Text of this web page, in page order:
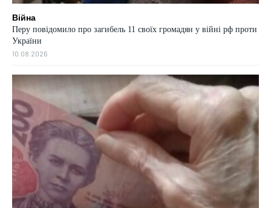
Війна
Перу повідомило про загибель 11 своїх громадян у війні рф проти
України
10.08.2026